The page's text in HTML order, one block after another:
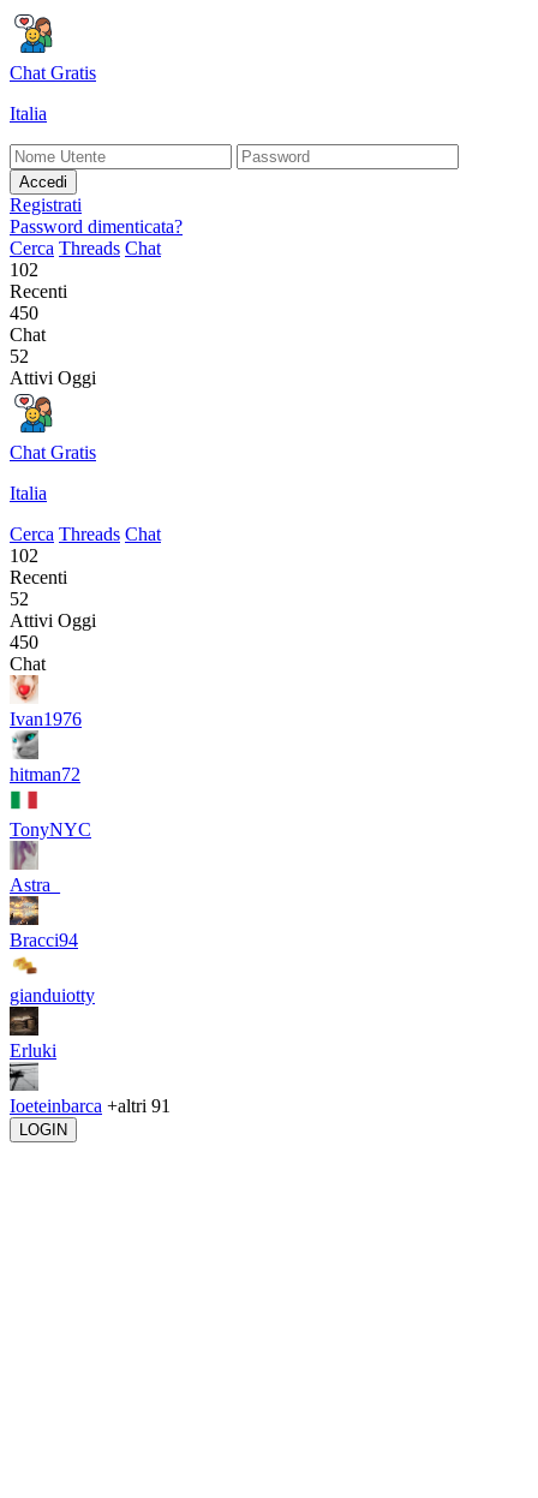
Chat Gratis
Italia
Accedi
Registrati
Password dimenticata?
Cerca Threads Chat
102
Recenti
450
Chat
52
Attivi Oggi
Chat Gratis
Italia
Cerca Threads Chat
102
Recenti
52
Attivi Oggi
450
Chat
Ivan1976
hitman72
TonyNYC
Astra_
Bracci94
gianduiotty
Erluki
Ioeteinbarca +altri 91
LOGIN